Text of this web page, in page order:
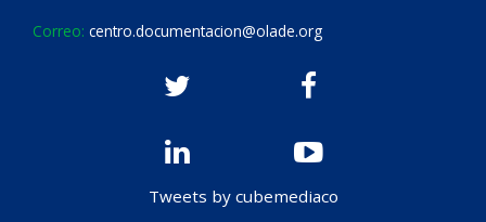
Correo: centro.documentacion@olade.org
Tweets by cubemediaco